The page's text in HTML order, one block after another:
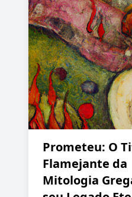
Prometeu: O
Flamejante da
Mitologia